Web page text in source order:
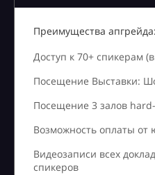
Преимущества апгрейда:
Доступ к 70+ спикерам
Посещение Выставки:
Посещение 3 залов
Возможность оплаты от
Видеозаписи всех
спикеров